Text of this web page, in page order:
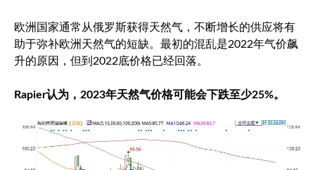
欧洲国家通常从俄罗斯获得天然气，不断增长的供应将有
助于弥补欧洲天然气的短缺。最初的混乱是2022年气价飙
升的原因，但到2022底价格已经回落。
Rapier认为，2023年天然气价格可能会下跌至少25%。